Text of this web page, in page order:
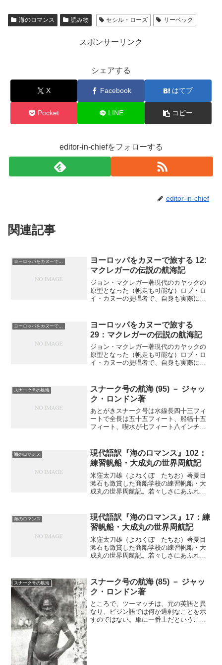
c
e
tt
er
e
海のロマンス 読み物 セシル・ローズ リーベック
スポンサーリンク
シェアする
X Facebook はてブ
Pocket LINE コピー
editor-in-chiefをフォローする
editor-in-chief
関連記事
ヨーロッパをカヌーで旅する
ヨーロッパをカヌーで旅する 12:
マクレガーの伝説の航海記
ジョン・マクレガー著現代のカヤックの
原型となった（帆走も可能な）ロブ・ロ
イ・カヌーの提唱者で、自身も実際にヨ
本邦初訳（連載の第１２回）天気はまた
すぐによくなって楽しくな...
ヨーロッパをカヌーで旅する
29：マクレガーの伝説の航海記
ジョン・マクレガー著現代のカヤックの
原型となった（帆走も可能な）ロブ・ロ
イ・カヌーの提唱者で、自身も実際にヨ
本邦初訳（連載の第２９回）今日、新し
い楽しみを発見した──飲...
スナーク号の航海
スナーク号の航海 (95) － ジャッ
ク・ロンドン著
あとがきスナーク号は水線長四十三フィ
ートで全長は五十五フィート、船幅十五
フィート、喫水が七フィート八インチ
インスル、ミズン、スピンネーカーがあ
る。船室の高さは六フィート...
海のロマンス
現代語訳『海のロマンス』102：
練習帆船・大成丸の世界周航記
米窪太刀雄（よねくぼ たちお）著夏目
漱石も激賞した商船学校の練習帆船・大
成丸の世界周航記。若々しさにあふれた
雫（はなしずく）せよ、沈黙の谷いずこ
に彼は今や在（あ）る！！...
海のロマンス
現代語訳『海のロマンス』17：練
習帆船・大成丸の世界周航記
米窪太刀雄（よねくぼ たちお）著夏目
漱石も激賞した商船学校の練習帆船・大
成丸の世界周航記。若々しさにあふれた
号角（むちゅうごうかく）*1ごうごうと
いう風の叫び声とともに...
スナーク号の航海
スナーク号の航海 (85) － ジャッ
ク・ロンドン著
ところで、ツーマッチは、元の英語と異
なり、ピジン語では何か過剰なことを示
すのではない。単に一番上だということ